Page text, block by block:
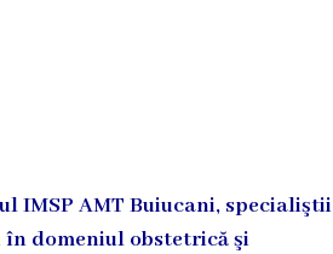
IMSP AMT Buiucani, specialiştii
domeniul obstetrică şi